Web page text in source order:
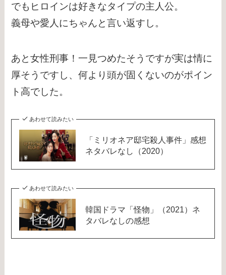
でもヒロインは好きなタイプの主人公。
義母や愛人にちゃんと言い返すし。
あと女性刑事！一見つめたそうですが実は情に
厚そうですし、何より頭が固くないのがポイン
ト高でした。
あわせて読みたい
「ミリオネア邸宅殺人事件」感想
ネタバレなし（2020）
あわせて読みたい
韓国ドラマ「怪物」（2021）ネ
タバレなしの感想